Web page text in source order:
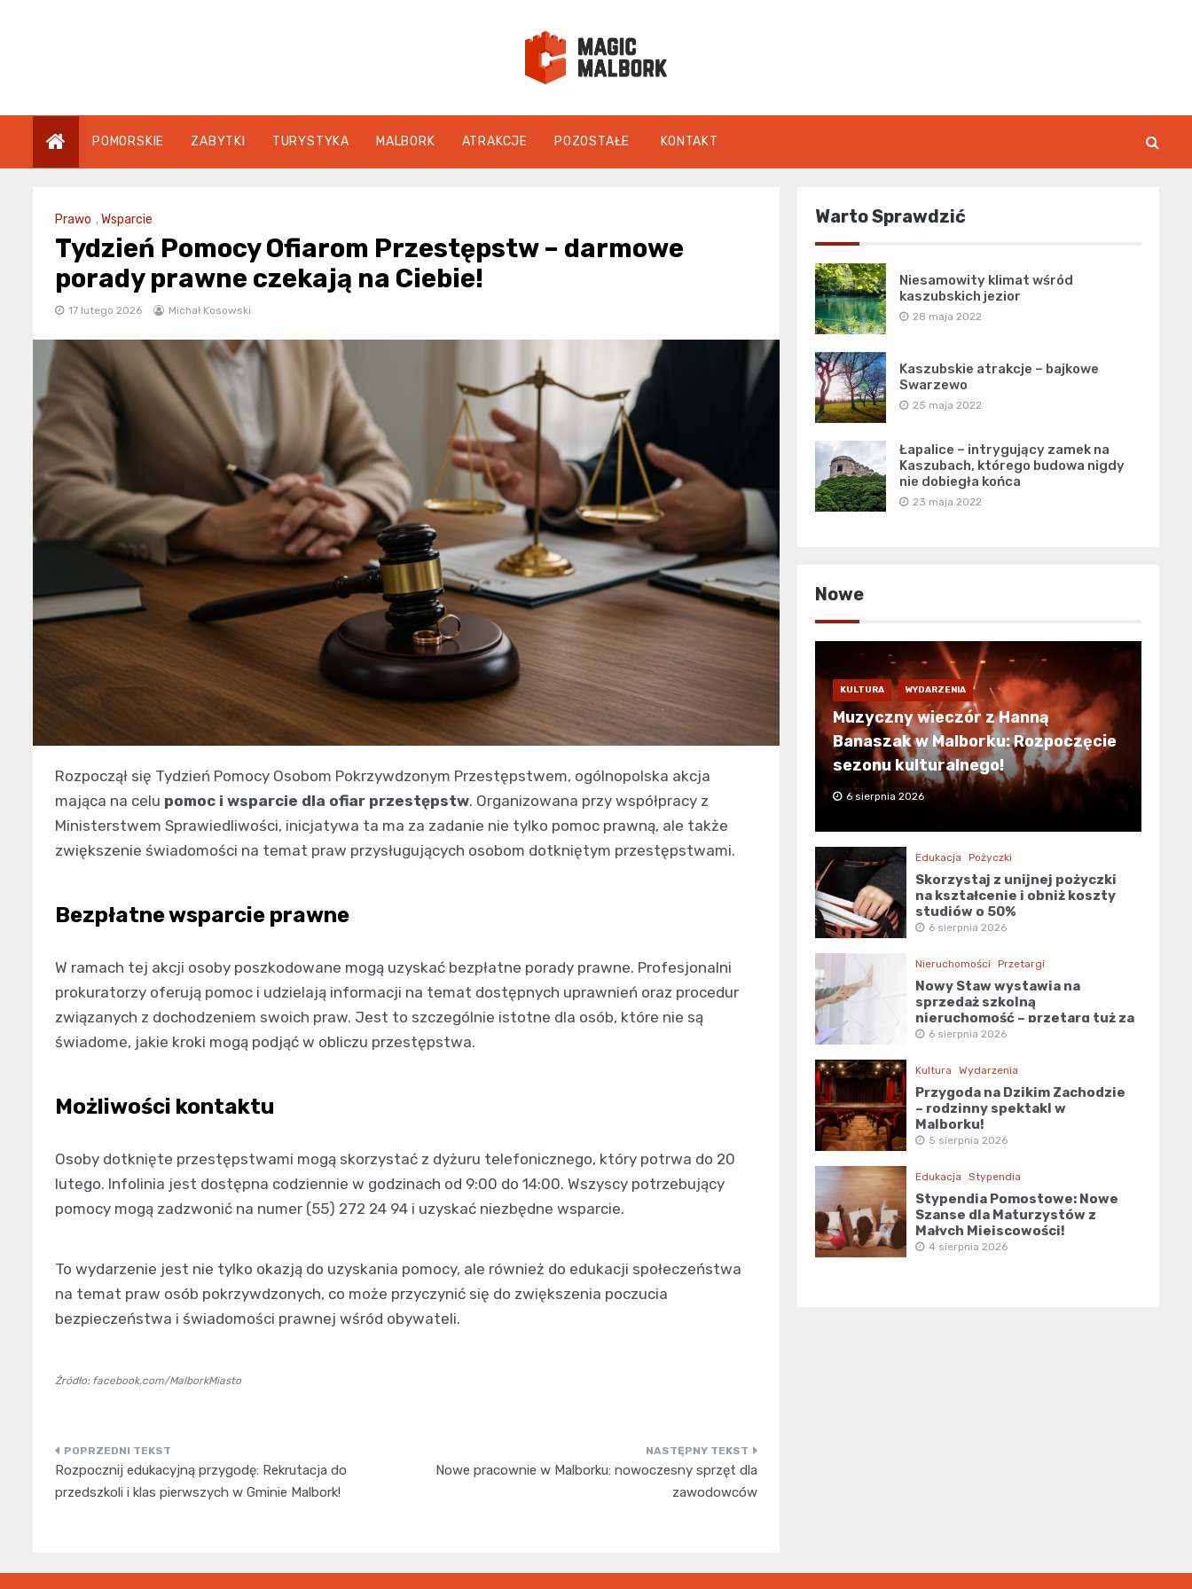
magicmalbork.pl
POMORSKIE ZABYTKI TURYSTYKA MALBORK ATRAKCJE POZOSTAŁE KONTAKT
Prawo ,Wsparcie
Tydzień Pomocy Ofiarom Przestępstw – darmowe
porady prawne czekają na Ciebie!
17 lutego 2026 Michał Kosowski
Rozpoczął się Tydzień Pomocy Osobom Pokrzywdzonym Przestępstwem, ogólnopolska akcja
mająca na celu pomoc i wsparcie dla ofiar przestępstw. Organizowana przy współpracy z
Ministerstwem Sprawiedliwości, inicjatywa ta ma za zadanie nie tylko pomoc prawną, ale także
zwiększenie świadomości na temat praw przysługujących osobom dotkniętym przestępstwami.
Bezpłatne wsparcie prawne
W ramach tej akcji osoby poszkodowane mogą uzyskać bezpłatne porady prawne. Profesjonalni
prokuratorzy oferują pomoc i udzielają informacji na temat dostępnych uprawnień oraz procedur
związanych z dochodzeniem swoich praw. Jest to szczególnie istotne dla osób, które nie są
świadome, jakie kroki mogą podjąć w obliczu przestępstwa.
Możliwości kontaktu
Osoby dotknięte przestępstwami mogą skorzystać z dyżuru telefonicznego, który potrwa do 20
lutego. Infolinia jest dostępna codziennie w godzinach od 9:00 do 14:00. Wszyscy potrzebujący
pomocy mogą zadzwonić na numer (55) 272 24 94 i uzyskać niezbędne wsparcie.
To wydarzenie jest nie tylko okazją do uzyskania pomocy, ale również do edukacji społeczeństwa
na temat praw osób pokrzywdzonych, co może przyczynić się do zwiększenia poczucia
bezpieczeństwa i świadomości prawnej wśród obywateli.
Źródło: facebook.com/MalborkMiasto
Nawigacja
wpisu
Rozpocznij edukacyjną przygodę: Rekrutacja do
przedszkoli i klas pierwszych w Gminie Malbork!
Nowe pracownie w Malborku: nowoczesny sprzęt dla
zawodowców
Warto Sprawdzić
Niesamowity klimat wśród
kaszubskich jezior
28 maja 2022
Kaszubskie atrakcje – bajkowe
Swarzewo
25 maja 2022
Łapalice – intrygujący zamek na
Kaszubach, którego budowa nigdy
nie dobiegła końca
23 maja 2022
Nowe
KULTURA WYDARZENIA
Muzyczny wieczór z Hanną
Banaszak w Malborku: Rozpoczęcie
sezonu kulturalnego!
6 sierpnia 2026
Edukacja Pożyczki
Skorzystaj z unijnej pożyczki
na kształcenie i obniż koszty
studiów o 50%
6 sierpnia 2026
Nieruchomości Przetargi
Nowy Staw wystawia na
sprzedaż szkolną
nieruchomość – przetarg tuż za
rogiem!
6 sierpnia 2026
Kultura Wydarzenia
Przygoda na Dzikim Zachodzie
– rodzinny spektakl w
Malborku!
5 sierpnia 2026
Edukacja Stypendia
Stypendia Pomostowe: Nowe
Szanse dla Maturzystów z
Małych Miejscowości!
4 sierpnia 2026